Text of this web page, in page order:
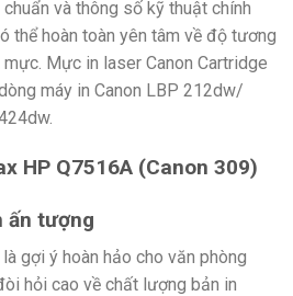
và thông số kỹ thuật chính
thể hoàn toàn yên tâm về độ tương
Mực in laser Canon Cartridge
máy in Canon LBP 212dw/
ấn tượng
gợi ý hoàn hảo cho văn phòng
hỏi cao về chất lượng bản in